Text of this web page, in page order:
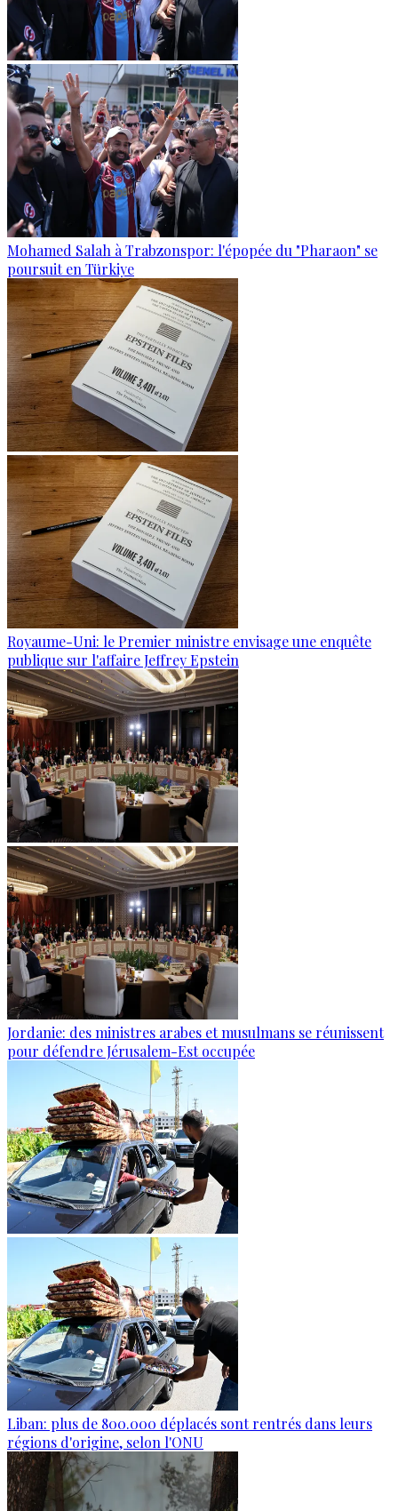
Mohamed Salah à Trabzonspor: l'épopée du "Pharaon" se
poursuit en Türkiye
Royaume-Uni: le Premier ministre envisage une enquête
publique sur l'affaire Jeffrey Epstein
Jordanie: des ministres arabes et musulmans se réunissent
pour défendre Jérusalem-Est occupée
Liban: plus de 800.000 déplacés sont rentrés dans leurs
régions d'origine, selon l'ONU